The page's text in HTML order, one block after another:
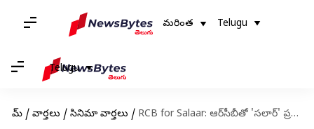
మరింత Telugu
Telugu
హోమ్ / వార్తలు / సినిమా వార్తలు / RCB for Salaar: ఆర్‌సీబీతో 'సలార్' ప్రమోషన్స్.. ప్లానింగ్ అదిరిపోయిందిగా..